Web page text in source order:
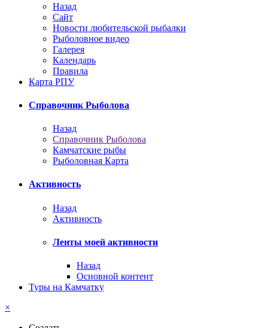
Назад
Сайт
Новости любительской рыбалки
Рыболовное видео
Галерея
Календарь
Правила
Карта РПУ
Справочник Рыболова
Назад
Справочник Рыболова
Камчатские рыбы
Рыболовная Карта
Активность
Назад
Активность
Ленты моей активности
Назад
Основной контент
Туры на Камчатку
×